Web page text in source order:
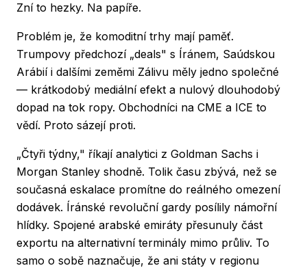
Zní to hezky. Na papíře.
Problém je, že komoditní trhy mají paměť.
Trumpovy předchozí „deals" s Íránem, Saúdskou
Arábií i dalšími zeměmi Zálivu měly jedno společné
— krátkodobý mediální efekt a nulový dlouhodobý
dopad na tok ropy. Obchodníci na CME a ICE to
vědí. Proto sázejí proti.
„Čtyři týdny," říkají analytici z Goldman Sachs i
Morgan Stanley shodně. Tolik času zbývá, než se
současná eskalace promítne do reálného omezení
dodávek. Íránské revoluční gardy posílily námořní
hlídky. Spojené arabské emiráty přesunuly část
exportu na alternativní terminály mimo průliv. To
samo o sobě naznačuje, že ani státy v regionu